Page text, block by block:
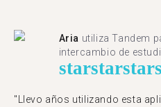
Aria utiliza Tandem
intercambio de
starstarstar
"Llevo años utilizando esta